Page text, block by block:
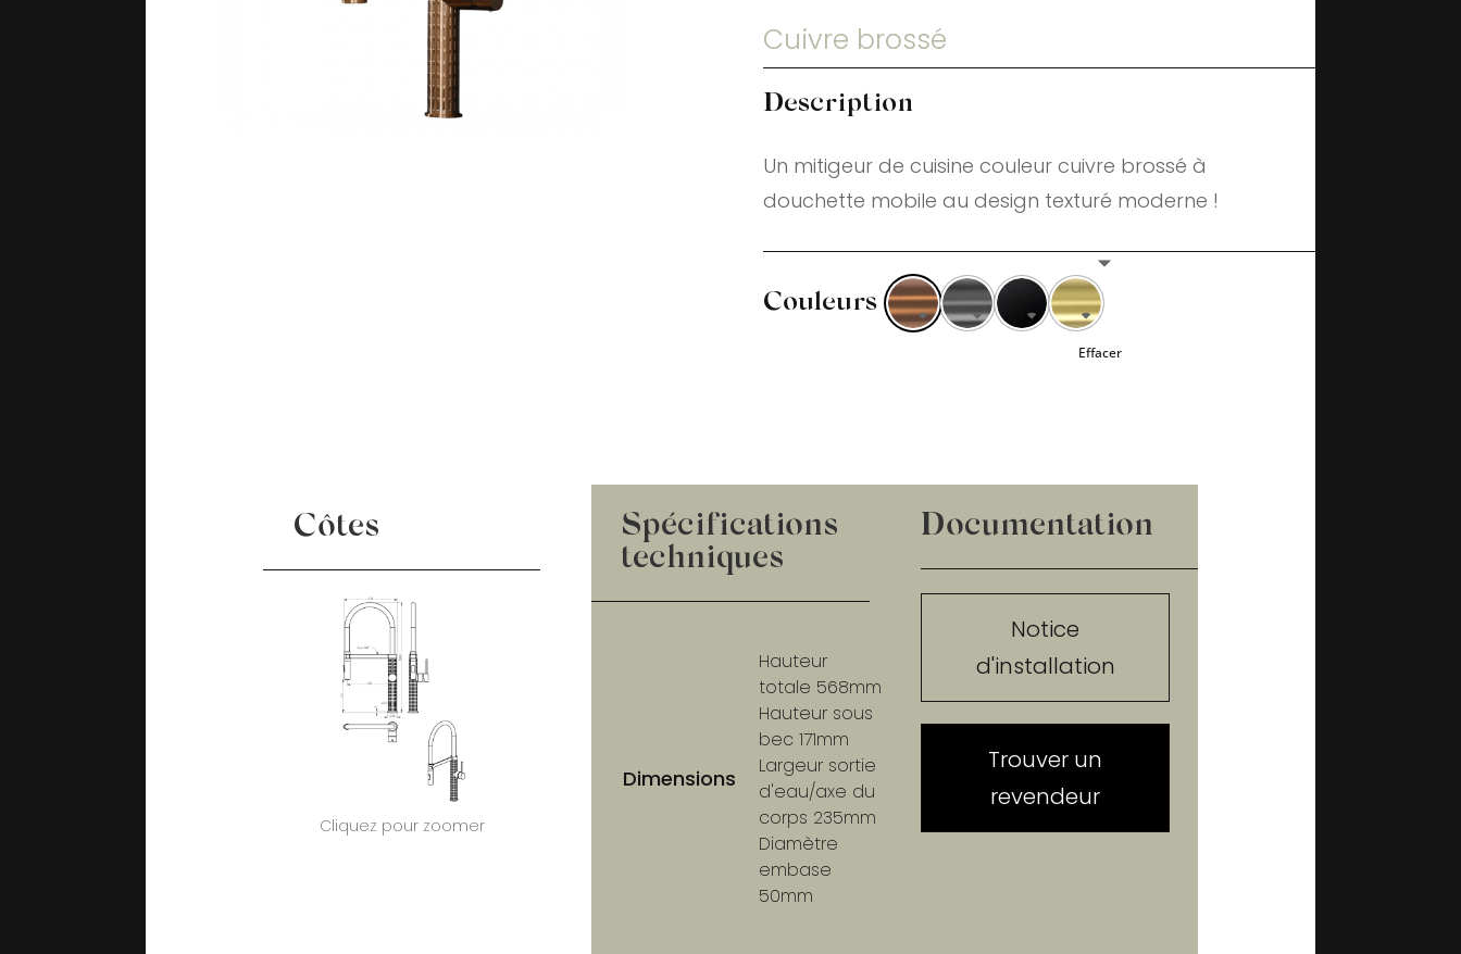
Cuivre brossé
Description
Un mitigeur de cuisine couleur cuivre brossé à
douchette mobile au design texturé moderne !
Couleurs
Effacer
Côtes
Cliquez pour zoomer
Spécifications
techniques
Dimensions
Hauteur
totale 568mm
Hauteur sous
bec 171mm
Largeur sortie
d'eau/axe du
corps 235mm
Diamètre
embase
50mm
Documentation
Notice
d'installation
Trouver un
revendeur